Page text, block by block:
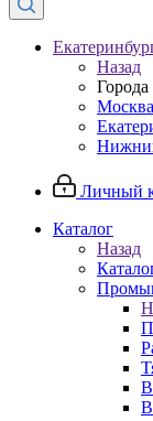
Назад
Города
Москва
Личный
Каталог
Назад